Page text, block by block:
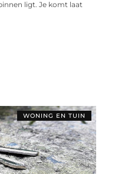
ligt. Je komt laat
WONING EN TUIN